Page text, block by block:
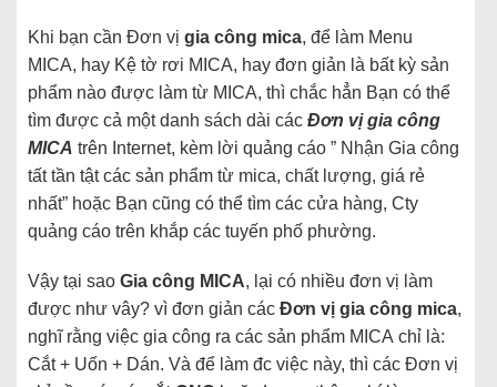
Khi bạn cần Đơn vị gia công mica, để làm Menu
MICA, hay Kệ tờ rơi MICA, hay đơn giản là bất kỳ sản
phẩm nào được làm từ MICA, thì chắc hẳn Bạn có thể
tìm được cả một danh sách dài các Đơn vị gia công
MICA trên Internet, kèm lời quảng cáo ” Nhận Gia công
tất tần tật các sản phẩm từ mica, chất lượng, giá rẻ
nhất” hoặc Bạn cũng có thể tìm các cửa hàng, Cty
quảng cáo trên khắp các tuyến phố phường.
Vậy tại sao Gia công MICA, lại có nhiều đơn vị làm
được như vây? vì đơn giản các Đơn vị gia công mica,
nghĩ rằng việc gia công ra các sản phẩm MICA chỉ là:
Cắt + Uốn + Dán. Và để làm đc việc này, thì các Đơn vị